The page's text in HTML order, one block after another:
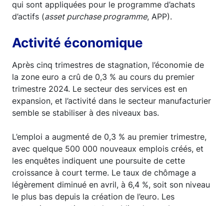
qui sont appliquées pour le programme d’achats
d’actifs (asset purchase programme, APP).
Activité économique
Après cinq trimestres de stagnation, l’économie de
la zone euro a crû de 0,3 % au cours du premier
trimestre 2024. Le secteur des services est en
expansion, et l’activité dans le secteur manufacturier
semble se stabiliser à des niveaux bas.
L’emploi a augmenté de 0,3 % au premier trimestre,
avec quelque 500 000 nouveaux emplois créés, et
les enquêtes indiquent une poursuite de cette
croissance à court terme. Le taux de chômage a
légèrement diminué en avril, à 6,4 %, soit son niveau
le plus bas depuis la création de l’euro. Les